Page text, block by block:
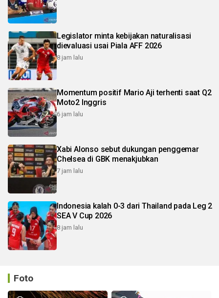
Legislator minta kebijakan naturalisasi
dievaluasi usai Piala AFF 2026
8 jam lalu
Momentum positif Mario Aji terhenti saat Q2
Moto2 Inggris
6 jam lalu
Xabi Alonso sebut dukungan penggemar
Chelsea di GBK menakjubkan
7 jam lalu
Indonesia kalah 0-3 dari Thailand pada Leg 2
SEA V Cup 2026
8 jam lalu
Foto